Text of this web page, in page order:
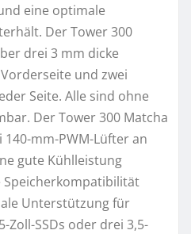
eine optimale
Der Tower 300
drei 3 mm dicke
und zwei
Seite. Alle sind ohne
Der Tower 300 Matcha
mm-PWM-Lüfter an
gute Kühlleistung
Speicherkompatibilität
Unterstützung für
Zoll-SSDs oder drei 3,5-